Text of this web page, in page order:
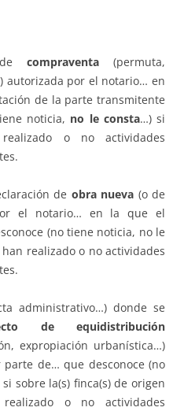
decompraventa (permuta,
autorizada por el notario… en
de la parte transmitente
noticia, no le consta…) si
o no actividades
de obra nueva (o de
el notario… en la que el
(no tiene noticia, no le
realizado o no actividades
administrativo…) donde se
de equidistribución
expropiación urbanística…)
de… que desconoce (no
sobre la(s) finca(s) de origen
o no actividades